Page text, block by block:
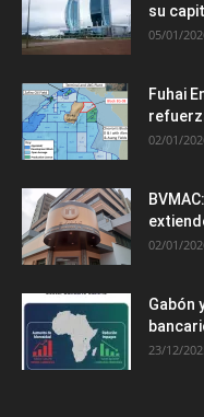
su
05/01/
Fuhai
02/01/
02/01/
Gabón
23/12/